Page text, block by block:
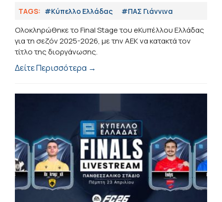
TAGS: #Κύπελλο Ελλάδας #ΠΑΣ Γιάννινα
Ολοκληρώθηκε το Final Stage του eΚυπέλλου Ελλάδας
για τη σεζόν 2025-2026, με την ΑΕΚ να κατακτά τον
τίτλο της διοργάνωσης.
Δείτε Περισσότερα →